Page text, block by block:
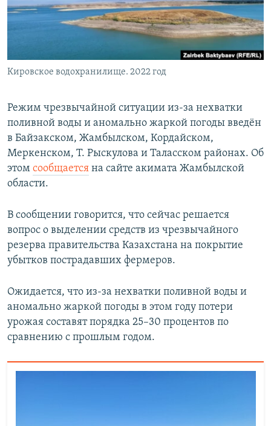
Кировское водохранилище. 2022 год
Режим чрезвычайной ситуации из-за нехватки
поливной воды и аномально жаркой погоды введён
в Байзакском, Жамбылском, Кордайском,
Меркенском, Т. Рыскулова и Таласском районах. Об
этом сообщается на сайте акимата Жамбылской
области.
В сообщении говорится, что сейчас решается
вопрос о выделении средств из чрезвычайного
резерва правительства Казахстана на покрытие
убытков пострадавших фермеров.
Ожидается, что из-за нехватки поливной воды и
аномально жаркой погоды в этом году потери
урожая составят порядка 25–30 процентов по
сравнению с прошлым годом.